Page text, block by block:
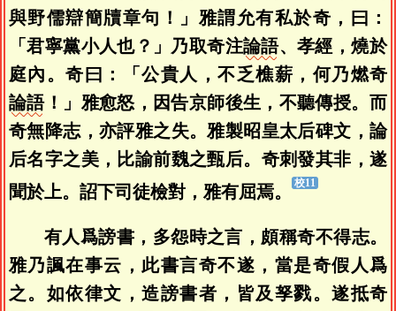
與野儒辯簡牘章句！」雅謂允有私於奇，曰：
「君寧黨小人也？」乃取奇注論語、孝經，燒於
庭內。奇曰：「公貴人，不乏樵薪，何乃燃奇
論語！」雅愈怒，因告京師後生，不聽傳授。而
奇無降志，亦評雅之失。雅製昭皇太后碑文，論
后名字之美，比諭前魏之甄后。奇刺發其非，遂
聞於上。詔下司徒檢對，雅有屈焉。
有人爲謗書，多怨時之言，頗稱奇不得志。
雅乃諷在事云，此書言奇不遂，當是奇假人爲
之。如依律文，造謗書者，皆及孥戮。遂抵奇